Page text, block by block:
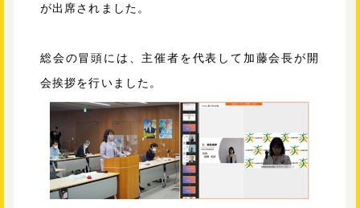
が出席されました。
総会の冒頭には、主催者を代表して加藤会長が開
会挨拶を行いました。